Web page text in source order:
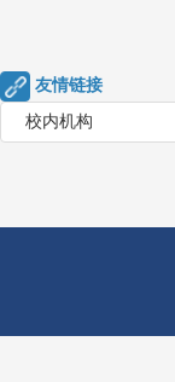
友情链接
校内机构